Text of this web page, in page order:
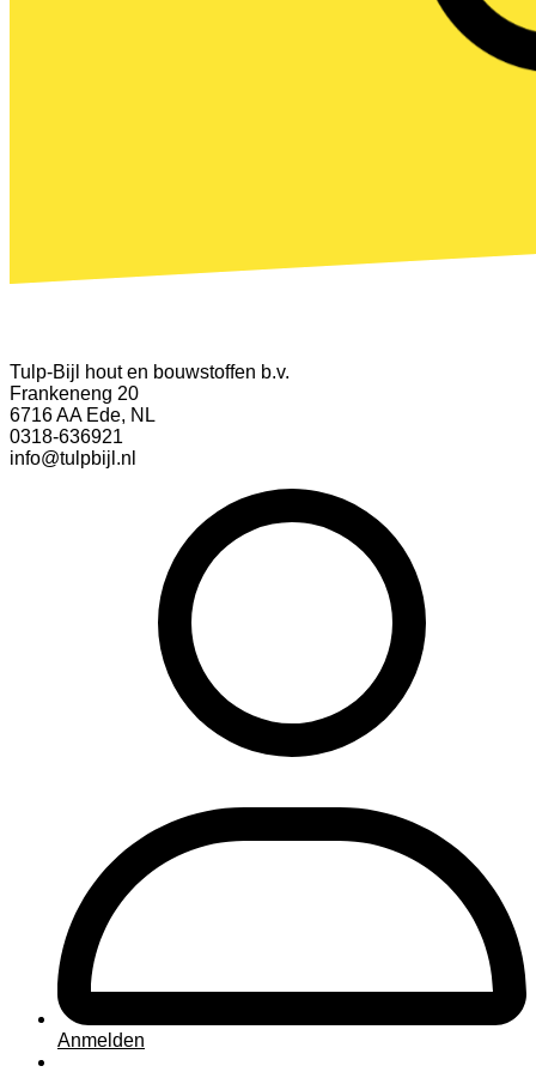
Tulp-Bijl hout en bouwstoffen b.v.
Frankeneng 20
6716 AA Ede, NL
0318-636921
info@tulpbijl.nl
Anmelden